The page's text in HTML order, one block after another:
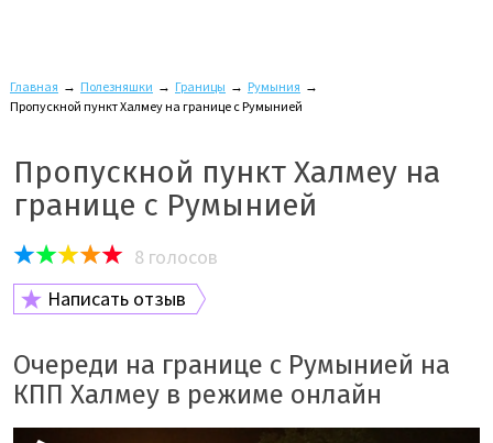
Главная → Полезняшки → Границы → Румыния →
Пропускной пункт Халмеу на границе с Румынией
Пропускной пункт Халмеу на
границе с Румынией
8 голосов
Написать отзыв
Очереди на границе с Румынией на
КПП Халмеу в режиме онлайн